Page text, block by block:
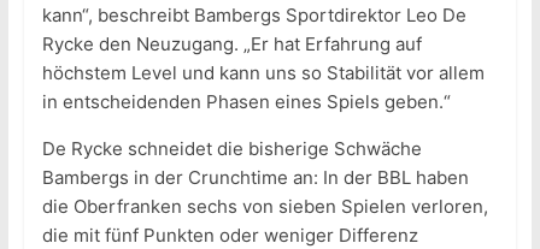
kann“, beschreibt Bambergs Sportdirektor Leo De
Rycke den Neuzugang. „Er hat Erfahrung auf
höchstem Level und kann uns so Stabilität vor allem
in entscheidenden Phasen eines Spiels geben.“
De Rycke schneidet die bisherige Schwäche
Bambergs in der Crunchtime an: In der BBL haben
die Oberfranken sechs von sieben Spielen verloren,
die mit fünf Punkten oder weniger Differenz